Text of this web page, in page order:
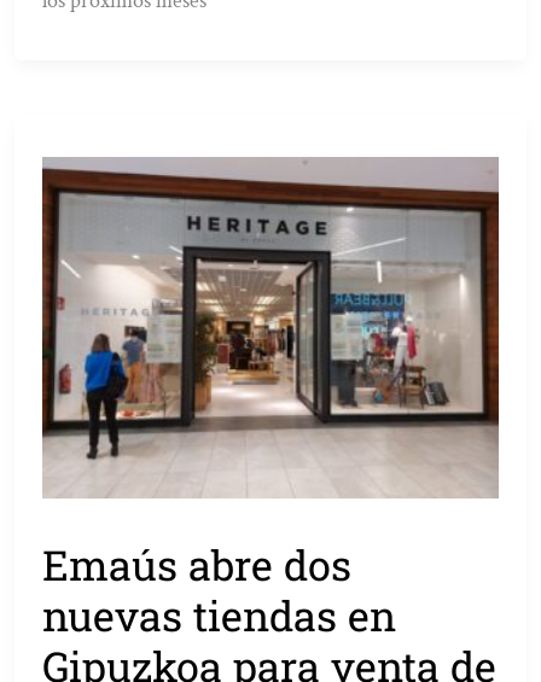
Emaús abre dos
nuevas tiendas en
Gipuzkoa para venta de